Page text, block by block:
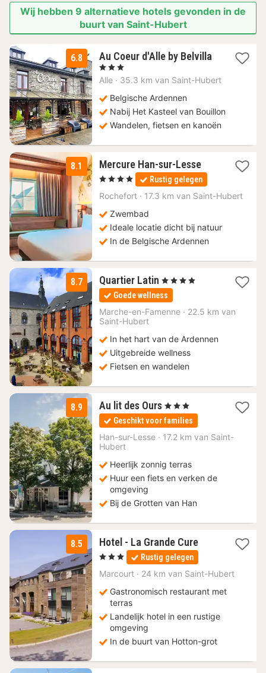
Wij hebben 9 alternatieve hotels gevonden in de
buurt van Saint-Hubert
6.8
Au Coeur d'Alle by Belvilla
2
nachten
59
€
, 3 Sterren
Alle · 35.3 km van Saint-Hubert
Belgische Ardennen
Nabij Het Kasteel van Bouillon
Wandelen, fietsen en kanoën
8.1 Mercure Han-sur-Lesse1
nacht
vanaf
139
, 4 Sterren Rustig gelegen
Rochefort · 17.3 km van Saint-Hubert
Zwembad
Ideale locatie dicht bij natuur
In de Belgische Ardennen
8.7 Quartier Latin 3
nachten
vanaf
144
, 4 Sterren
Goede wellness
Marche-en-Famenne · 22.5 km van
Saint-Hubert
In het hart van de Ardennen
Uitgebreide wellness
Fietsen en wandelen
8.9 Au lit des Ours 1
nacht
vanaf
82,50
, 3 Sterren
Geschikt voor families
Han-sur-Lesse · 17.2 km van Saint-
Hubert
Heerlijk zonnig terras
Huur een fiets en verken de
omgeving
Bij de Grotten van Han
8.5 Hotel - La Grande Cure3
nachten
vanaf
80
, 3 Sterren Rustig gelegen
Marcourt · 24 km van Saint-Hubert
Gastronomisch restaurant met
terras
Landelijk hotel in een rustige
omgeving
In de buurt van Hotton-grot